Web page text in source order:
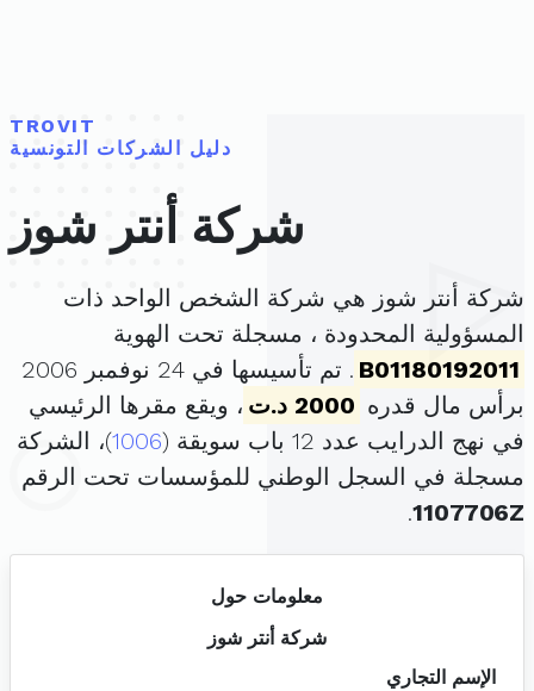
TROVIT
دليل الشركات التونسية
شركة أنتر شوز
شركة أنتر شوز هي شركة الشخص الواحد ذات
المسؤولية المحدودة ، مسجلة تحت الهوية
B01180192011
. تم تأسيسها في 24 نوفمبر 2006
برأس مال قدره 2000 د.ت
، ويقع مقرها الرئيسي
في نهج الدرايب عدد 12 باب سويقة (
1006)، الشركة
مسجلة في السجل الوطني للمؤسسات تحت الرقم
1107706Z
.
معلومات حول
شركة أنتر شوز
الإسم التجاري